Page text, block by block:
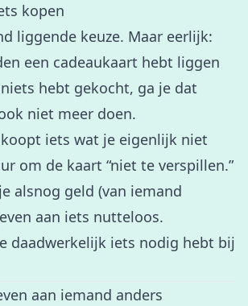
kopen
liggende keuze. Maar eerlijk:
een cadeaukaart hebt liggen
hebt gekocht, ga je dat
niet meer doen.
koopt iets wat je eigenlijk niet
om de kaart “niet te verspillen.”
alsnog geld (van iemand
aan iets nutteloos.
daadwerkelijk iets nodig hebt bij
aan iemand anders